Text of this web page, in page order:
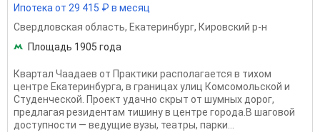
Ипотека от 29 415 ₽ в месяц
Свердловская область, Екатеринбург, Кировский р-н
Площадь 1905 года
Квартал Чаадаев от Практики располагается в тихом
центре Екатеринбурга, в границах улиц Комсомольской и
Студенческой. Проект удачно скрыт от шумных дорог,
предлагая резидентам тишину в центре города.В шаговой
доступности — ведущие вузы, театры, парки...